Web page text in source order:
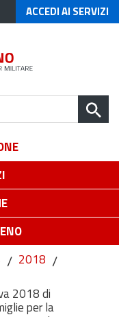
ACCEDI AI SERVIZI
/ 2018 /
2018 di
per la